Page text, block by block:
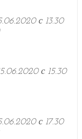
с 13.30
с 15.30
с 17.30